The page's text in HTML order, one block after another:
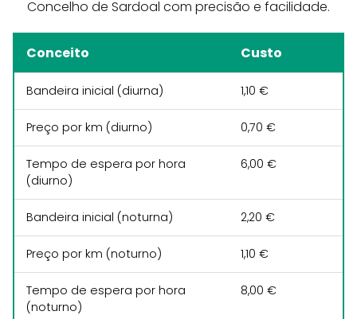
Concelho de Sardoal com precisão e facilidade.
Conceito Custo
Bandeira inicial (diurna) 1,10 €
Preço por km (diurno) 0,70 €
Tempo de espera por hora
(diurno)
6,00 €
Bandeira inicial (noturna) 2,20 €
Preço por km (noturno) 1,10 €
Tempo de espera por hora
(noturno)
8,00 €